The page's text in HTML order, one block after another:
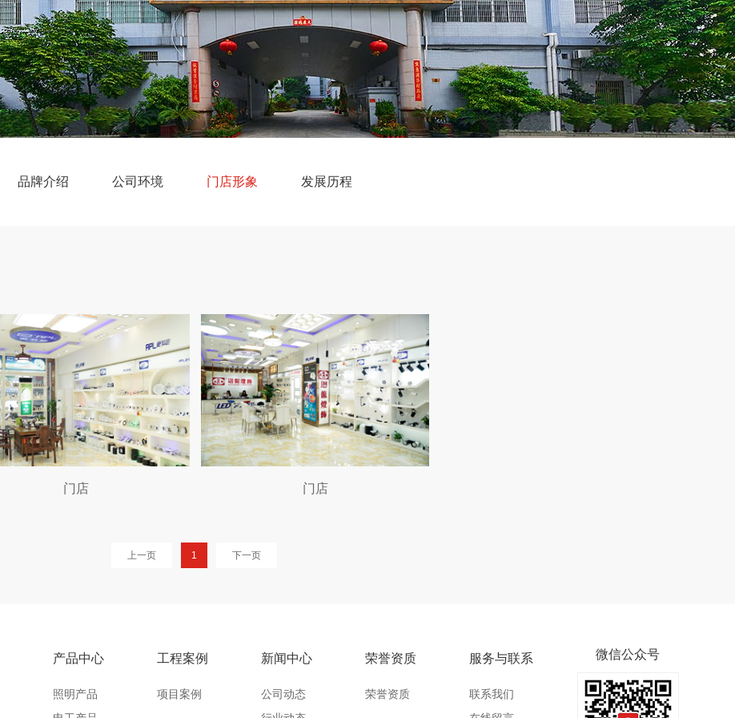
品牌介绍 公司环境 门店形象 发展历程
门店 门店
上一页 1 下一页
产品中心
照明产品
工程案例
项目案例
新闻中心
公司动态
荣誉资质
荣誉资质
服务与联系
联系我们
微信公众号